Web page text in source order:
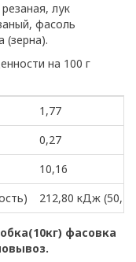
лук
фасоль
(зерна).
на 100 г
1,77
0,27
10,16
212,80 кДж
фасовка